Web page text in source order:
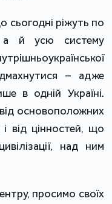
ріжуть по
а й усю систему
– адже
в одній Україні.
основоположних
від цінностей, що
над ним
просимо своїх